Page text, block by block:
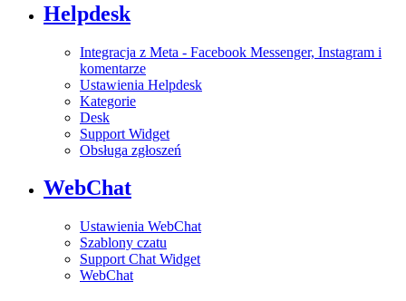
Helpdesk
Integracja z Meta - Facebook Messenger, Instagram i
komentarze
Ustawienia Helpdesk
Kategorie
Desk
Support Widget
Obsługa zgłoszeń
WebChat
Ustawienia WebChat
Szablony czatu
Support Chat Widget
WebChat